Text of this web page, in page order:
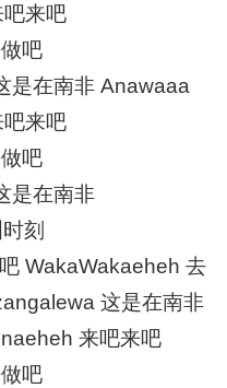
来吧
吧
是在南非 Anawaaa
来吧
吧
是在南非
刻
WakaWakaeheh 去
这是在南非
来吧来吧
吧